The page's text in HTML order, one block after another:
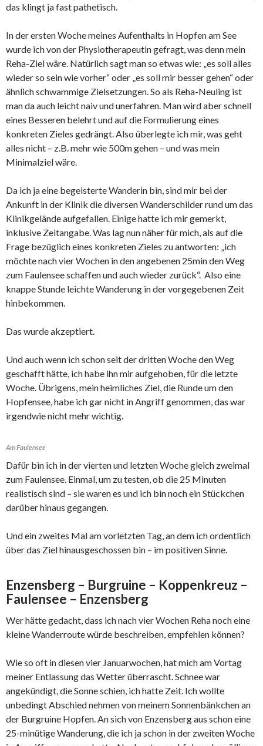
das klingt ja fast pathetisch.
In der ersten Woche meines Aufenthalts in Hopfen am See
wurde ich von der Physiotherapeutin gefragt, was denn mein
Reha-Ziel wäre. Natürlich sagt man so etwas wie: „es soll alles
wieder so sein wie vorher“ oder „es soll mir besser gehen“ oder
ähnlich schwammige Zielsetzungen. So als Reha-Neuling ist
man da auch leicht naiv und unerfahren. Man wird aber schnell
eines Besseren belehrt und auf die Formulierung eines
konkreten Zieles gedrängt. Also überlegte ich mir, was geht
alles nicht – z.B. mehr wie 500m gehen – und was mein
Minimalziel wäre.
Da ich ja eine begeisterte Wanderin bin, sind mir bei der
Ankunft in der Klinik die diversen Wanderschilder rund um das
Klinikgelände aufgefallen. Einige hatte ich mir gemerkt,
inklusive Zeitangabe. Was lag nun näher für mich, als auf die
Frage bezüglich eines konkreten Zieles zu antworten: „ich
möchte nach vier Wochen in den angebenen 25min den Weg
zum Faulensee schaffen und auch wieder zurück“. Also eine
knappe Stunde leichte Wanderung in der vorgegebenen Zeit
hinbekommen.
Das wurde akzeptiert.
Und auch wenn ich schon seit der dritten Woche den Weg
geschafft hätte, ich habe ihn mir aufgehoben, für die letzte
Woche. Übrigens, mein heimliches Ziel, die Runde um den
Hopfensee, habe ich gar nicht in Angriff genommen, das war
irgendwie nicht mehr wichtig.
Am Faulensee
Dafür bin ich in der vierten und letzten Woche gleich zweimal
zum Faulensee. Einmal, um zu testen, ob die 25 Minuten
realistisch sind – sie waren es und ich bin noch ein Stückchen
darüber hinaus gegangen.
Und ein zweites Mal am vorletzten Tag, an dem ich ordentlich
über das Ziel hinausgeschossen bin – im positiven Sinne.
Enzensberg – Burgruine – Koppenkreuz –
Faulensee – Enzensberg
Wer hätte gedacht, dass ich nach vier Wochen Reha noch eine
kleine Wanderroute würde beschreiben, empfehlen können?
Wie so oft in diesen vier Januarwochen, hat mich am Vortag
meiner Entlassung das Wetter überrascht. Schnee war
angekündigt, die Sonne schien, ich hatte Zeit. Ich wollte
unbedingt Abschied nehmen von meinem Sonnenbänkchen an
der Burgruine Hopfen. An sich von Enzensberg aus schon eine
25-minütige Wanderung, die ich ja schon in der zweiten Woche